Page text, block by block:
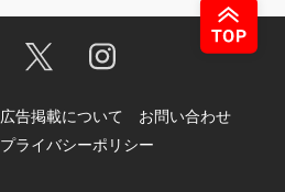
広告掲載について
お問い合わせ
プライバシーポリシー